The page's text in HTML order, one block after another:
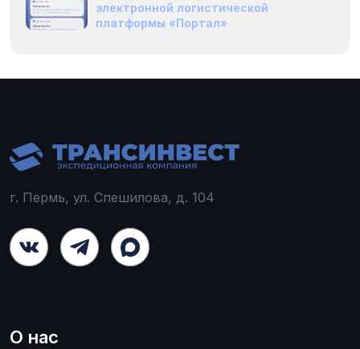
электронной логистической
платформы «Портал»
г. Пермь, ул. Спешилова, д. 104
О нас